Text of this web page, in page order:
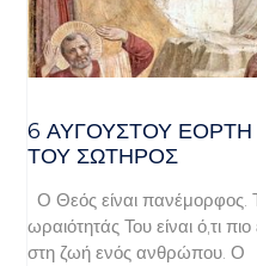
6 ΑΥΓΟΥΣΤΟΥ
ΤΟΥ ΣΩΤΗΡΟΣ
Ο Θεός είναι πανέμορφος.
ωραιότητάς Του είναι ό,τι
στη ζωή ενός ανθρώπου. Ο